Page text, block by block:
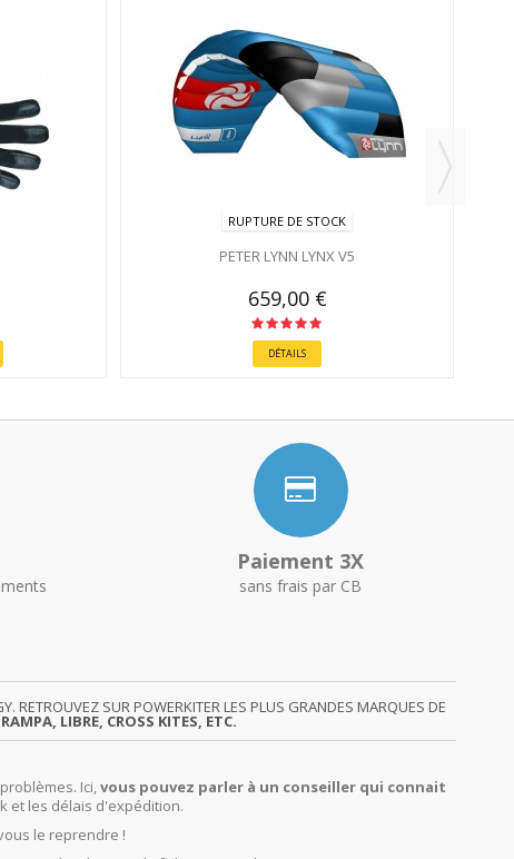
RUPTURE DE STOCK
PETER LYNN LYNX V5
659,00 €
DÉTAILS
Paiement 3X
sans frais par CB
RETROUVEZ SUR POWERKITER LES PLUS GRANDES MARQUES DE
LIBRE, CROSS KITES, ETC.
Ici,vous pouvez parler à un conseiller qui connait
et les délais d'expédition.
le reprendre !